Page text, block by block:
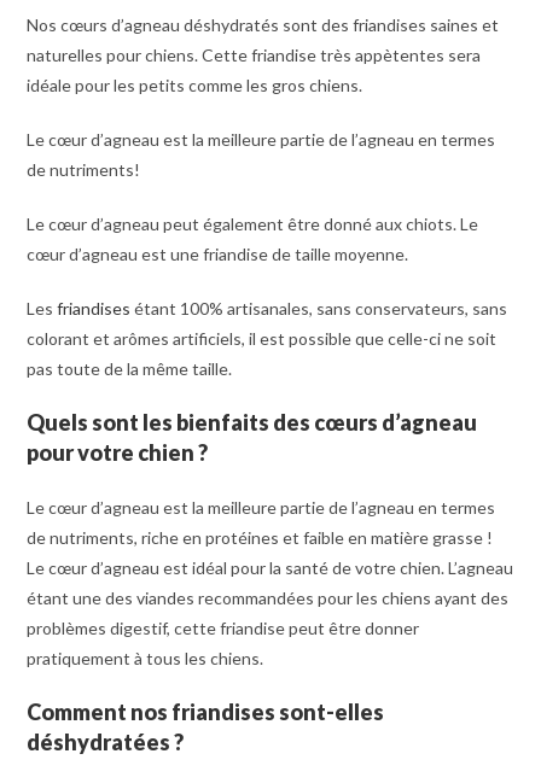
Nos cœurs d’agneau déshydratés sont des friandises saines et
naturelles pour chiens. Cette friandise très appètentes sera
idéale pour les petits comme les gros chiens.
Le cœur d’agneau est la meilleure partie de l’agneau en termes
de nutriments!
Le cœur d’agneau peut également être donné aux chiots. Le
cœur d’agneau est une friandise de taille moyenne.
Lesfriandises étant 100% artisanales, sans conservateurs, sans
colorant et arômes artificiels, il est possible que celle-ci ne soit
pas toute de la même taille.
Quels sont les bienfaits des cœurs d’agneau
pour votre chien?
Le cœur d’agneau est la meilleure partie de l’agneau en termes
de nutriments, riche en protéines et faible en matière grasse !
Le cœur d’agneau est idéal pour la santé de votre chien. L’agneau
étant une des viandes recommandées pour les chiens ayant des
problèmes digestif, cette friandise peut être donner
pratiquement à tous les chiens.
Comment nos friandises sont-elles
déshydratées?